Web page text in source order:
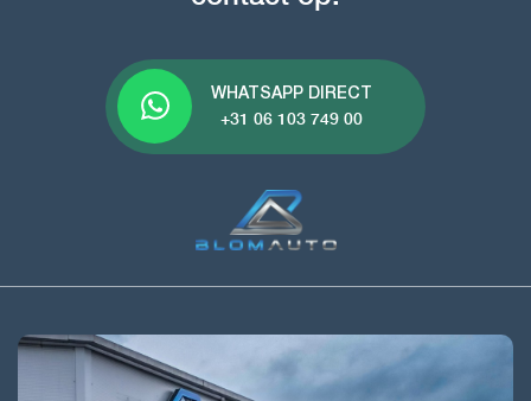
WHATSAPP DIRECT
+31 06 103 749 00